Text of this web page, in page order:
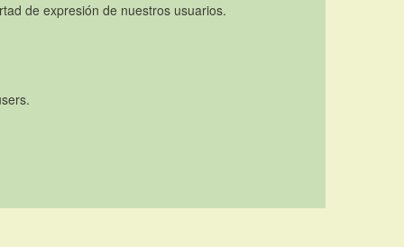
de expresión de nuestros usuarios.